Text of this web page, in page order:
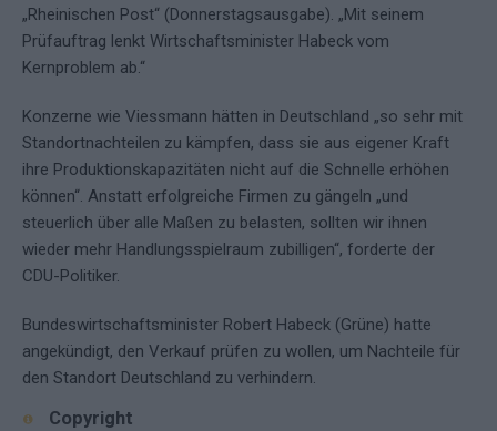
„Rheinischen Post“ (Donnerstagsausgabe). „Mit seinem
Prüfauftrag lenkt Wirtschaftsminister Habeck vom
Kernproblem ab.“
Konzerne wie Viessmann hätten in Deutschland „so sehr mit
Standortnachteilen zu kämpfen, dass sie aus eigener Kraft
ihre Produktionskapazitäten nicht auf die Schnelle erhöhen
können“. Anstatt erfolgreiche Firmen zu gängeln „und
steuerlich über alle Maßen zu belasten, sollten wir ihnen
wieder mehr Handlungsspielraum zubilligen“, forderte der
CDU-Politiker.
Bundeswirtschaftsminister Robert Habeck (Grüne) hatte
angekündigt, den Verkauf prüfen zu wollen, um Nachteile für
den Standort Deutschland zu verhindern.
Copyright